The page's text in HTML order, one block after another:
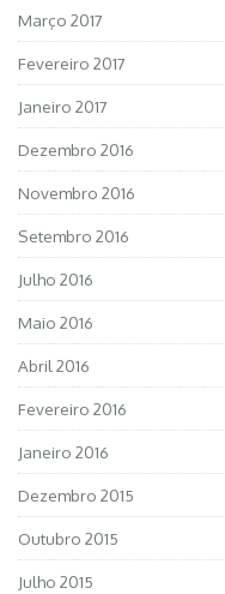
Março 2017
Fevereiro 2017
Janeiro 2017
Dezembro 2016
Novembro 2016
Setembro 2016
Julho 2016
Maio 2016
Abril 2016
Fevereiro 2016
Janeiro 2016
Dezembro 2015
Outubro 2015
Julho 2015